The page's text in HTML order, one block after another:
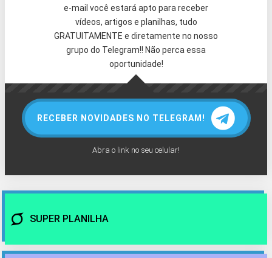
e-mail você estará apto para receber
vídeos, artigos e planilhas, tudo
GRATUITAMENTE e diretamente no nosso
grupo do Telegram!! Não perca essa
oportunidade!
RECEBER NOVIDADES NO TELEGRAM!
Abra o link no seu celular!
SUPER PLANILHA